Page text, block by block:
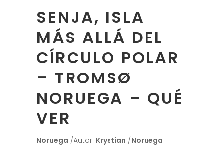
SENJA, ISLA
MÁS ALLÁ DEL
CÍRCULO POLAR
– TROMSØ
NORUEGA – QUÉ
VER
Noruega Autor: Krystian Noruega